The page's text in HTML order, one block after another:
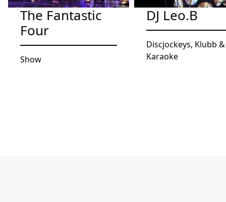
The Fantastic
Four
Show
DJ Leo.B
Discjockeys, Klubb &
Karaoke